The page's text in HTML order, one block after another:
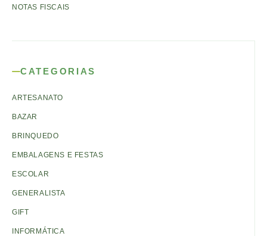
NOTAS FISCAIS
CATEGORIAS
ARTESANATO
BAZAR
BRINQUEDO
EMBALAGENS E FESTAS
ESCOLAR
GENERALISTA
GIFT
INFORMÁTICA